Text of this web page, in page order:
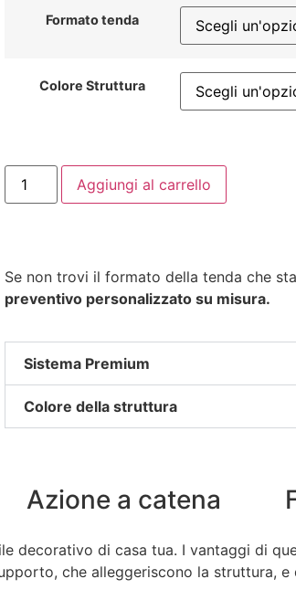
Formato tenda
Colore Struttura
Aggiungi al carrello
Se non trovi il formato della tenda che
preventivo personalizzato su misura.
Sistema Premium
Colore della struttura
Azione a catena
decorativo di casa tua. I vantaggi di
che alleggeriscono la struttura,